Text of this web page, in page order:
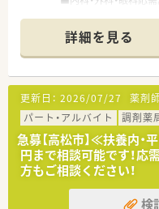
■店舗の皆で目標に
＜研修制度＞
■現場の先輩薬剤師よ
■積極的に勉強会を行
＜こんな方にもオス
■地域に根差して働き
■自分の頑張りに合わ
詳細を見る
更新日： 2026/07/27 薬剤
パート・アルバイト
調剤薬
急募【高松市】≪扶養内
円まで相談可能です！
方もご相談ください！
検